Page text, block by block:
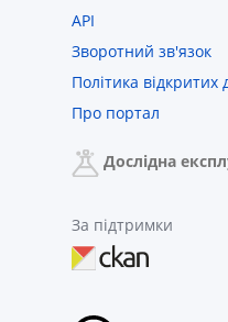
API
Зворотний зв'язок
Політика відкритих
Про портал
Дослідна
За підтримки